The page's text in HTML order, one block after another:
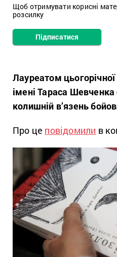
Щоб отримувати корисні
розсилку
Підписатися
Лауреатом
імені Тараса Шевченка
колишній в’язень
Про це повідомили в